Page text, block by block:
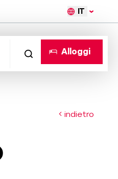
IT
Alloggi
indietro